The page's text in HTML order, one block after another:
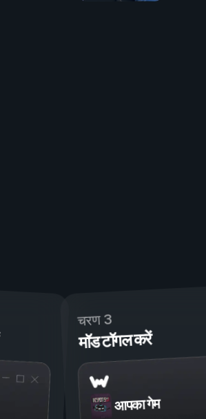
चरण 3
मॉड टॉगल करें
आपका गेम